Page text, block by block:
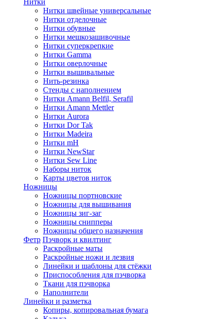
Нитки
Нитки швейные универсальные
Нитки отделочные
Нитки обувные
Нитки мешкозашивочные
Нитки суперкрепкие
Нитки Gamma
Нитки оверлочные
Нитки вышивальные
Нить-резинка
Стенды с наполнением
Нитки Amann Belfil, Serafil
Нитки Amann Mettler
Нитки Aurora
Нитки Dor Tak
Нитки Madeira
Нитки mH
Нитки NewStar
Нитки Sew Line
Наборы ниток
Карты цветов ниток
Ножницы
Ножницы портновские
Ножницы для вышивания
Ножницы зиг-заг
Ножницы снипперы
Ножницы общего назначения
Фетр Пэчворк и квилтинг
Раскройные маты
Раскройные ножи и лезвия
Линейки и шаблоны для стёжки
Приспособления для пэчворка
Ткани для пэчворка
Наполнители
Линейки и разметка
Копиры, копировальная бумага